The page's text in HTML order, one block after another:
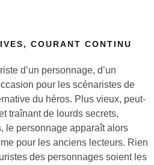
COURANT CONTINU
d’un personnage, d’un
pour les scénaristes de
du héros. Plus vieux, peut-
traînant de lourds secrets,
le personnage apparaît alors
pour les anciens lecteurs. Rien
des personnages soient les